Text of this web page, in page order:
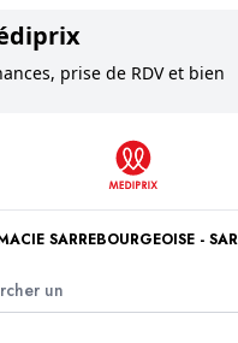
prise de RDV et bien
SARREBOURGEOISE -